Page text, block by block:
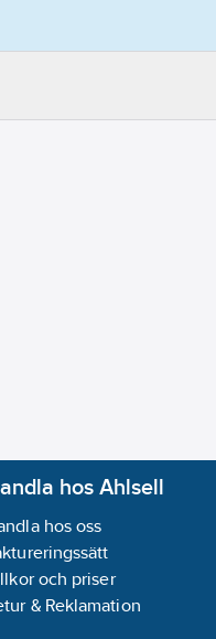
hos Ahlsell
hos oss
och priser
& Reklamation